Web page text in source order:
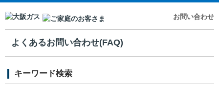
お問い合わせ
よくあるお問い合わせ(FAQ)
キーワード検索